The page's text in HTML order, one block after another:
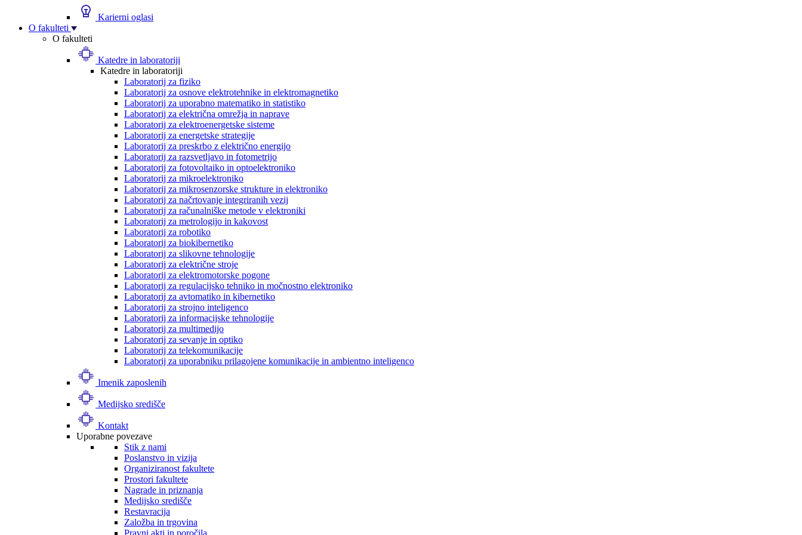
Karierni oglasi
O fakulteti
O fakulteti
Katedre in laboratoriji
Katedre in laboratoriji
Laboratorij za fiziko
Laboratorij za osnove elektrotehnike in elektromagnetiko
Laboratorij za uporabno matematiko in statistiko
Laboratorij za električna omrežja in naprave
Laboratorij za elektroenergetske sisteme
Laboratorij za energetske strategije
Laboratorij za preskrbo z električno energijo
Laboratorij za razsvetljavo in fotometrijo
Laboratorij za fotovoltaiko in optoelektroniko
Laboratorij za mikroelektroniko
Laboratorij za mikrosenzorske strukture in elektroniko
Laboratorij za načrtovanje integriranih vezij
Laboratorij za računalniške metode v elektroniki
Laboratorij za metrologijo in kakovost
Laboratorij za robotiko
Laboratorij za biokibernetiko
Laboratorij za slikovne tehnologije
Laboratorij za električne stroje
Laboratorij za elektromotorske pogone
Laboratorij za regulacijsko tehniko in močnostno elektroniko
Laboratorij za avtomatiko in kibernetiko
Laboratorij za strojno inteligenco
Laboratorij za informacijske tehnologije
Laboratorij za multimedijo
Laboratorij za sevanje in optiko
Laboratorij za telekomunikacije
Laboratorij za uporabniku prilagojene komunikacije in ambientno inteligenco
Imenik zaposlenih
Medijsko središče
Kontakt
Uporabne povezave
Stik z nami
Poslanstvo in vizija
Organiziranost fakultete
Prostori fakultete
Nagrade in priznanja
Medijsko središče
Restavracija
Založba in trgovina
Pravni akti in poročila